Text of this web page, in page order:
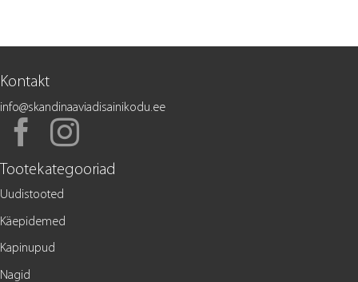
Kontakt
info@skandinaaviadisainikodu.ee
Tootekategooriad
Uudistooted
Käepidemed
Kapinupud
Nagid